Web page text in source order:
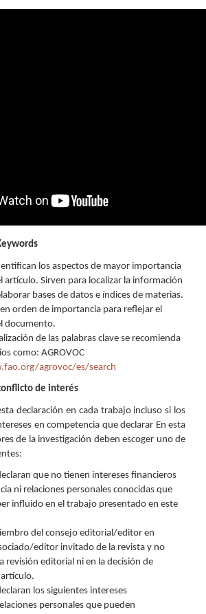
los aspectos de mayor importancia
artículo. Sirven para localizar la información
bases de datos e índices de materias.
orden de importancia para reflejar el
documento.
de las palabras clave se recomienda
como: AGROVOC
agrovoc/es/search
de interés
declaración en cada trabajo incluso si los
en competencia que declarar En esta
de la investigación deben escoger uno de
que no tienen intereses financieros
ni relaciones personales conocidas que
influido en el trabajo presentado en este
del consejo editorial/editor en
editor invitado de la revista y no
revisión editorial ni en la decisión de
los siguientes intereses
personales que pueden